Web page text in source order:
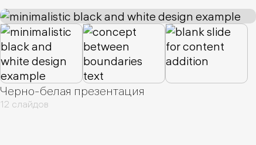
Черно-белая презентация
12 слайдов